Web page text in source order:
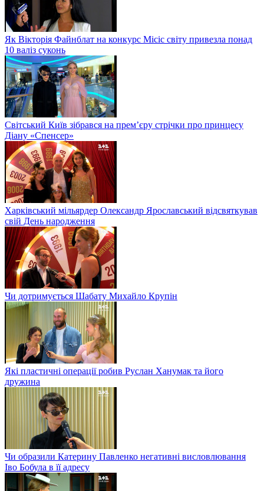
Як Вікторія Файнблат на конкурс Місіс світу привезла понад
10 валіз суконь
Світський Київ зібрався на прем’єру стрічки про принцесу
Діану «Спенсер»
Харківський мільярдер Олександр Ярославський відсвяткував
свій День народження
Чи дотримується Шабату Михайло Крупін
Які пластичні операції робив Руслан Ханумак та його
дружина
Чи образили Катерину Павленко негативні висловлювання
Іво Бобула в її адресу